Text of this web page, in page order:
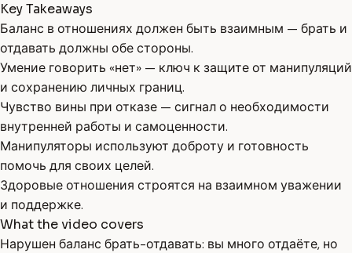
Key Takeaways
Баланс в отношениях должен быть взаимным — брать и
отдавать должны обе стороны.
Умение говорить «нет» — ключ к защите от манипуляций
и сохранению личных границ.
Чувство вины при отказе — сигнал о необходимости
внутренней работы и самоценности.
Манипуляторы используют доброту и готовность
помочь для своих целей.
Здоровые отношения строятся на взаимном уважении
и поддержке.
What the video covers
Нарушен баланс брать-отдавать: вы много отдаёте, но